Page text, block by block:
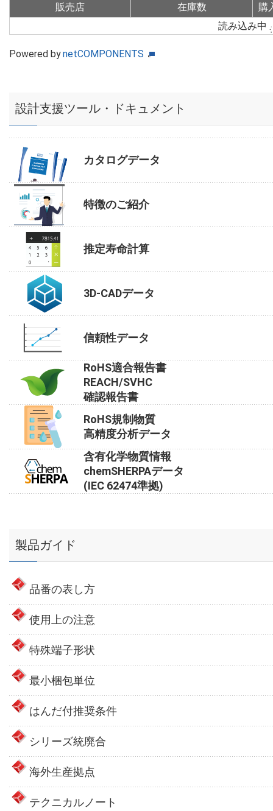
販売店 在庫数
購
読み込み中
Powered bynetCOMPONENTS
設計支援ツール・ドキュメント
カタログデータ
特徴のご紹介
推定寿命計算
3D-CADデータ
信頼性データ
RoHS適合報告書
REACH/SVHC
確認報告書
RoHS規制物質
高精度分析データ
含有化学物質情報
chemSHERPAデータ
(IEC 62474準拠)
製品ガイド
品番の表し方
使用上の注意
特殊端子形状
最小梱包単位
はんだ付推奨条件
シリーズ統廃合
海外生産拠点
テクニカルノート